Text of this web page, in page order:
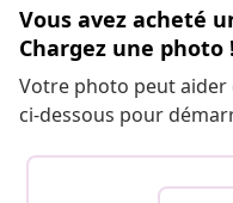
Vous avez acheté
Chargez une photo !
Votre photo peut aider
ci-dessous pour